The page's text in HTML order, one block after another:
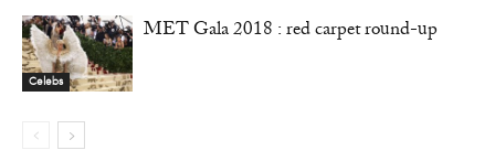
Celebs
MET Gala 2018 : red carpet round-up